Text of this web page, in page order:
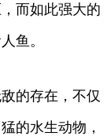
而如此强大的
鱼。
的存在，不仅
的水生动物，